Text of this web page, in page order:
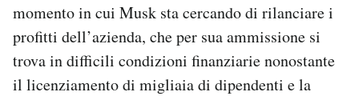
momento in cui Musk sta cercando di rilanciare i
profitti dell’azienda, che per sua ammissione si
trova in difficili condizioni finanziarie nonostante
il licenziamento di migliaia di dipendenti e la